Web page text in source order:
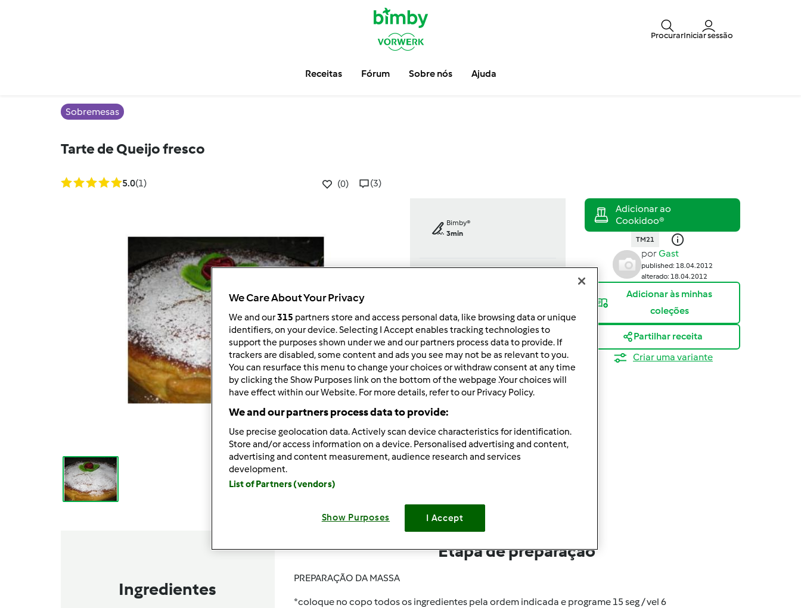
ProcurarIniciar sessão
Receitas Fórum Sobre nós Ajuda
Sobremesas
Tarte de Queijo fresco
5.0(1) (0) (3)
Bimby®
3min
dose/s
----
--
TM21
porGast
published: 18.04.2012
alterado: 18.04.2012
Adicionar às minhas
coleções
Partilhar receita
Criar uma variante
Ingredientes
Etapa de preparação
PREPARAÇÃO DA MASSA
*coloque no copo todos os ingredientes pela ordem indicada e programe 15 seg / vel 6
We Care About Your Privacy
We and our315 partners store and access personal data, like browsing data or unique
identifiers, on your device. Selecting I Accept enables tracking technologies to
support the purposes shown under we and our partners process data to provide. If
trackers are disabled, some content and ads you see may not be as relevant to you.
You can resurface this menu to change your choices or withdraw consent at any time
by clicking the Show Purposes link on the bottom of the webpage .Your choices will
have effect within our Website. For more details, refer to our Privacy Policy.
We and our partners process data to provide:
Use precise geolocation data. Actively scan device characteristics for identification.
Store and/or access information on a device. Personalised advertising and content,
advertising and content measurement, audience research and services
development.
List of Partners (vendors)
Show Purposes I Accept